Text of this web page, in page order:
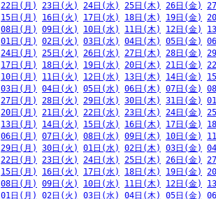
22日(月) 23日(火) 24日(水) 25日(木) 26日(金)
15日(月) 16日(火) 17日(水) 18日(木) 19日(金)
08日(月) 09日(火) 10日(水) 11日(木) 12日(金)
01日(月) 02日(火) 03日(水) 04日(木) 05日(金)
24日(月) 25日(火) 26日(水) 27日(木) 28日(金)
17日(月) 18日(火) 19日(水) 20日(木) 21日(金)
10日(月) 11日(火) 12日(水) 13日(木) 14日(金)
03日(月) 04日(火) 05日(水) 06日(木) 07日(金)
27日(月) 28日(火) 29日(水) 30日(木) 31日(金)
20日(月) 21日(火) 22日(水) 23日(木) 24日(金)
13日(月) 14日(火) 15日(水) 16日(木) 17日(金)
06日(月) 07日(火) 08日(水) 09日(木) 10日(金)
29日(月) 30日(火) 01日(水) 02日(木) 03日(金)
22日(月) 23日(火) 24日(水) 25日(木) 26日(金)
15日(月) 16日(火) 17日(水) 18日(木) 19日(金)
08日(月) 09日(火) 10日(水) 11日(木) 12日(金)
01日(月) 02日(火) 03日(水) 04日(木) 05日(金)